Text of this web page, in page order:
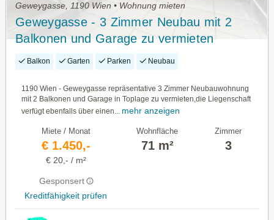
Geweygasse, 1190 Wien • Wohnung mieten
Geweygasse - 3 Zimmer Neubau mit 2
Balkonen und Garage zu vermieten
Balkon Garten Parken Neubau
1190 Wien - Geweygasse repräsentative 3 Zimmer Neubauwohnung
mit 2 Balkonen und Garage in Toplage zu vermieten,die Liegenschaft
verfügt ebenfalls über einen... mehr anzeigen
Miete / Monat
€ 1.450,-
€ 20,- / m²
Gesponsert
Kreditfähigkeit prüfen
Wohnfläche
71 m²
Zimmer
3